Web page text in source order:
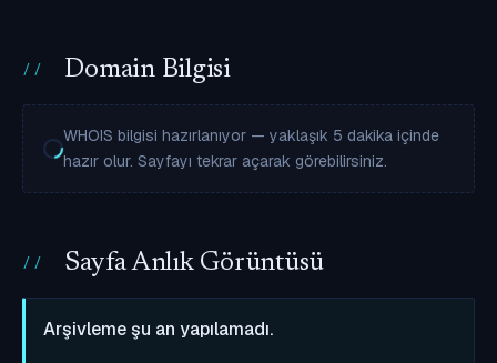
Domain Bilgisi
WHOIS bilgisi hazırlanıyor — yaklaşık 5 dakika içinde
hazır olur. Sayfayı tekrar açarak görebilirsiniz.
Sayfa Anlık Görüntüsü
Arşivleme şu an yapılamadı.